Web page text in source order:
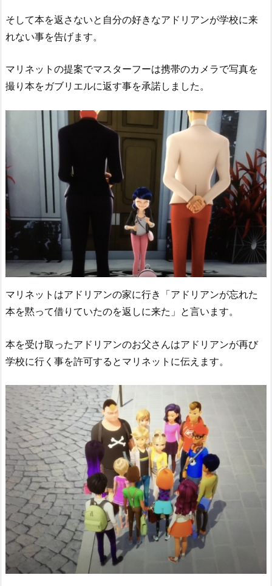
そして本を返さないと自分の好きなアドリアンが学校に来
れない事を告げます。
マリネットの提案でマスターフーは携帯のカメラで写真を
撮り本をガブリエルに返す事を承諾しました。
マリネットはアドリアンの家に行き「アドリアンが忘れた
本を黙って借りていたのを返しに来た」と言います。
本を受け取ったアドリアンのお父さんはアドリアンが再び
学校に行く事を許可するとマリネットに伝えます。